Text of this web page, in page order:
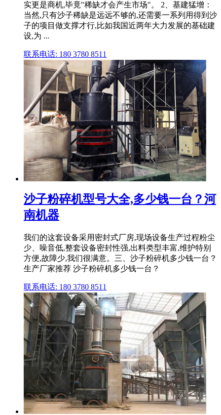
实更是商机,毕竟"稀缺才会产生市场"。 2、基建猛增：
当然,只有沙子稀缺是远远不够的,还需要一系列用得到沙
子的项目做支撑才行,比如我国近两年大力发展的基础建
设,为 ...
联系电话: 180 3780 8511
沙子粉碎机型号大全,多少钱一台？河
南机器
我们的这套设备采用密封式厂房,现场设备生产过程粉尘
少、噪音低,整套设备密封性强,出料类型丰富,维护特别
方便,故障少,我们很满意。三、沙子粉碎机多少钱一台？
生产厂家推荐 沙子粉碎机多少钱一台？
联系电话: 180 3780 8511